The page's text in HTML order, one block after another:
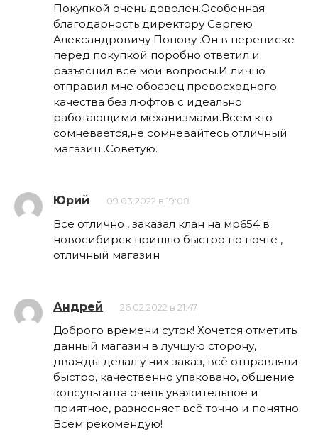
Покупкой очень доволен.Особенная
благодарность директору Сергею
Александровичу Попову .Он в переписке
перед покупкой поробно ответил и
разъяснил все мои вопросы.И лично
отправил мне обоазец превосходного
качества без люфтов с идеально
работающими механизмами.Всем кто
сомневается,не сомневайтесь отличный
магазин .Советую.
Юрий 09.03.2022 в 19:08
Все отлично , заказал клан на мр654 в
новосибирск пришло быстро по почте ,
отличный магазин
Андрей 26.02.2022 в 21:47
Доброго времени суток! Хочется отметить
данный магазин в лучшую сторону,
дважды делал у них заказ, всё отправляли
быстро, качественно упаковано, общение
консультанта очень уважительное и
приятное, разнесняет всё точно и понятно.
Всем рекомендую!